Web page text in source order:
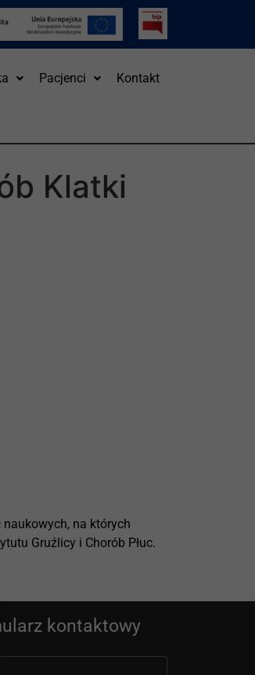
Pacjenci Kontakt
Klatki
naukowych, na których
Gruźlicy i Chorób Płuc.
kontaktowy